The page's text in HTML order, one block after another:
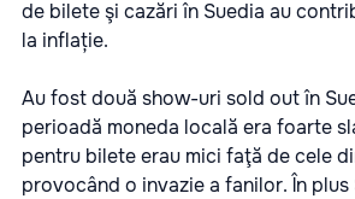
de bilete şi cazări în Suedia au
la inflație.
Au fost două show-uri sold out în
perioadă moneda locală era foarte
pentru bilete erau mici faţă de cele
provocând o invazie a fanilor. În